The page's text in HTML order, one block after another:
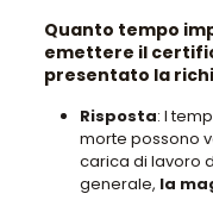
Quanto tempo
emettere il
presentato la
Risposta: I
morte possono
carica di lavoro
generale, la